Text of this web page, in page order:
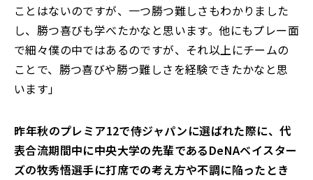
ことはないのですが、一つ勝つ難しさもわかりました
し、勝つ喜びも学べたかなと思います。他にもプレー面
で細々僕の中ではあるのですが、それ以上にチームの
ことで、勝つ喜びや勝つ難しさを経験できたかなと思
います」
――昨年秋のプレミア12で侍ジャパンに選ばれた際に、代
表合流期間中に中央大学の先輩であるDeNAベイスター
ズの牧秀悟選手に打席での考え方や不調に陥ったとき